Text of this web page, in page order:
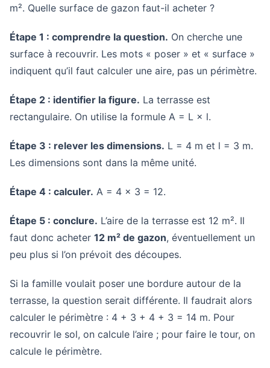
m². Quelle surface de gazon faut-il acheter ?
Étape 1 : comprendre la question. On cherche une
surface à recouvrir. Les mots « poser » et « surface »
indiquent qu’il faut calculer une aire, pas un périmètre.
Étape 2 : identifier la figure. La terrasse est
rectangulaire. On utilise la formule A = L × l.
Étape 3 : relever les dimensions. L = 4 m et l = 3 m.
Les dimensions sont dans la même unité.
Étape 4 : calculer. A = 4 × 3 = 12.
Étape 5 : conclure. L’aire de la terrasse est 12 m². Il
faut donc acheter 12 m² de gazon, éventuellement un
peu plus si l’on prévoit des découpes.
Si la famille voulait poser une bordure autour de la
terrasse, la question serait différente. Il faudrait alors
calculer le périmètre : 4 + 3 + 4 + 3 = 14 m. Pour
recouvrir le sol, on calcule l’aire ; pour faire le tour, on
calcule le périmètre.